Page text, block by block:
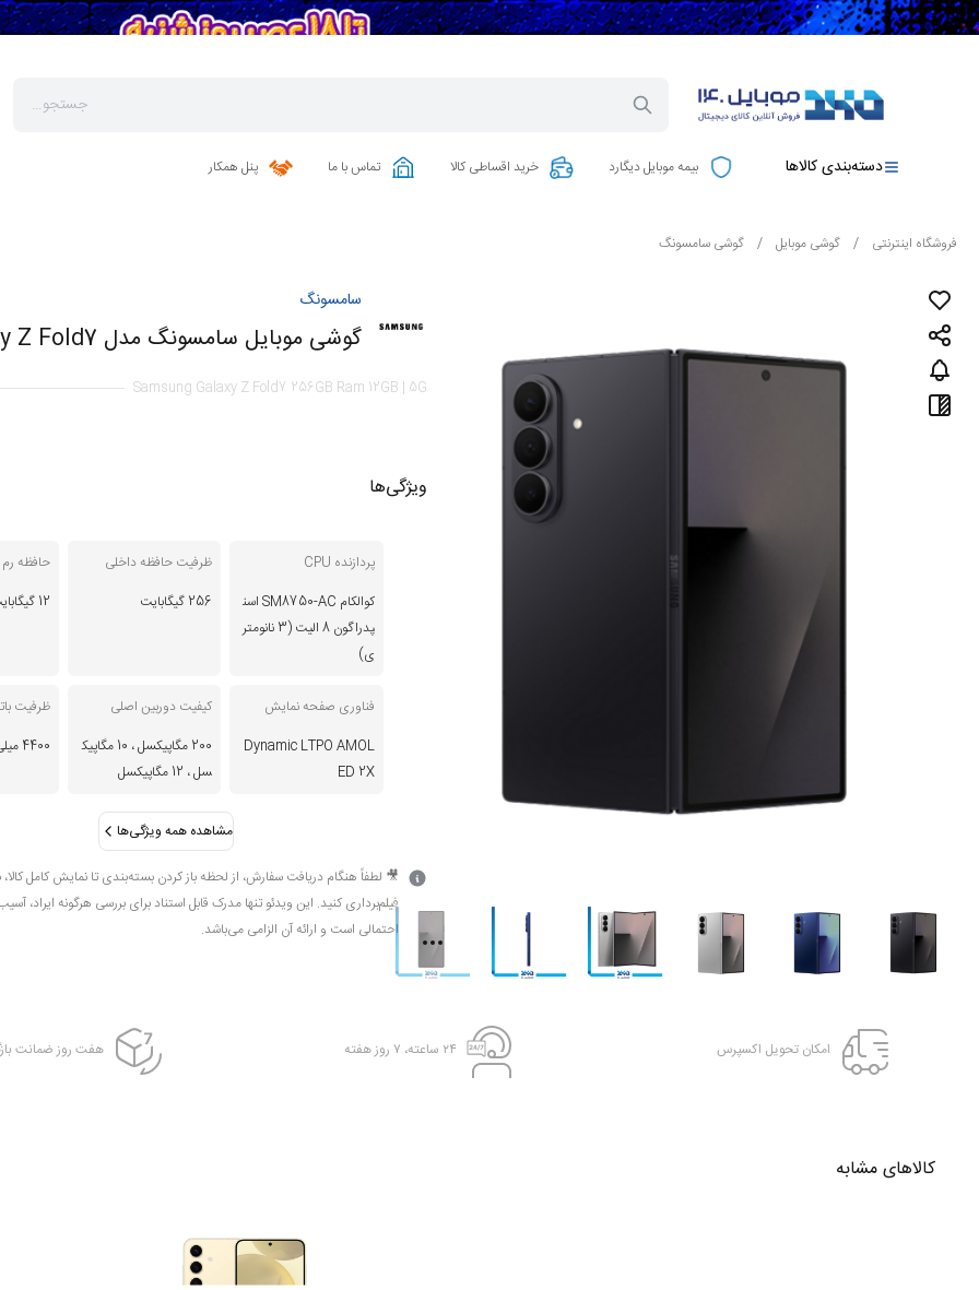
دسته‌بندی کالاها بیمه موبایل دیگارد خرید اقساطی کالا تماس با ما پنل همکار
فروشگاه اینترنتی / گوشی موبایل / گوشی سامسونگ
سامسونگ
گوشی موبایل سامسونگ مدل Galaxy Z Fold7 ظرفیت 256 گیگابایت رم 12 گیگابایت | 5G
Samsung Galaxy Z Fold7 256GB Ram 12GB | 5G
ویژگی‌ها
پردازنده CPU
کوالکام SM8750-AC اسن
پدراگون 8 الیت (3 نانومتر
ی)
ظرفیت حافظه داخلی
256 گیگابایت
حافظه رم RAM
12 گیگابایت
فناوری صفحه نمایش
Dynamic LTPO AMOL
ED 2X
کیفیت دوربین اصلی
200 مگاپیکسل ، 10 مگاپیک
سل ، 12 مگاپیکسل
ظرفیت
4400 میلی‌آمپر ساعت
مشاهده همه ویژگی‌ها
🎥 لطفاً هنگام دریافت سفارش، از لحظه باز کردن بسته‌بندی تا نمایش کامل
فیلم‌برداری کنید. این ویدئو تنها مدرک قابل استناد برای بررسی هرگونه ایراد،
احتمالی است و ارائه آن الزامی می‌باشد.
امکان تحویل اکسپرس ۲۴ ساعته، ۷ روز هفته هفت روز ضمانت
کالاهای مشابه